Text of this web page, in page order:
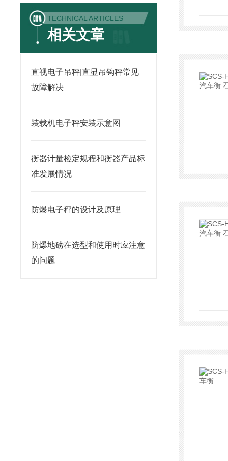
TECHNICAL ARTICLES
相关文章
直视电子吊秤|直显吊钩秤常见
故障解决
装载机电子秤安装示意图
衡器计量检定规程和衡器产品标
准发展情况
防爆电子秤的设计及原理
防爆地磅在选型和使用时应注意
的问题